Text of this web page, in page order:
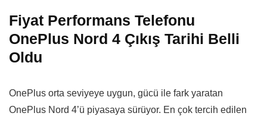
Fiyat Performans Telefonu
OnePlus Nord 4 Çıkış Tarihi Belli
Oldu
OnePlus orta seviyeye uygun, gücü ile fark yaratan
OnePlus Nord 4’ü piyasaya sürüyor. En çok tercih edilen